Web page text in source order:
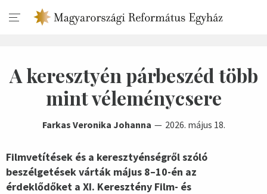
A keresztyén párbeszéd több
mint véleménycsere
Farkas Veronika Johanna 2026. május 18.
Filmvetítések és a keresztyénségről szóló
beszélgetések várták május 8–10-én az
érdeklődőket a XI. Keresztény Film- és